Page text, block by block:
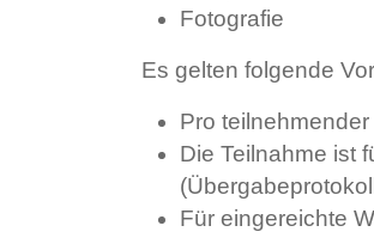
Fotografie
Es gelten folgende
Pro
Die Teilnahme ist
Für eingereichte